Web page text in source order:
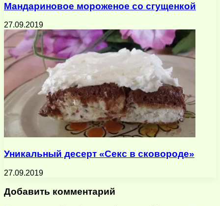
Мандариновое мороженое со сгущенкой
27.09.2019
Уникальный десерт «Секс в сковороде»
27.09.2019
Добавить комментарий